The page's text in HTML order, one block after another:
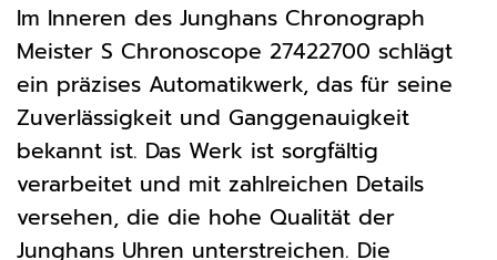
Im Inneren des Junghans Chronograph
Meister S Chronoscope 27422700 schlägt
ein präzises Automatikwerk, das für seine
Zuverlässigkeit und Ganggenauigkeit
bekannt ist. Das Werk ist sorgfältig
verarbeitet und mit zahlreichen Details
versehen, die die hohe Qualität der
Junghans Uhren unterstreichen. Die